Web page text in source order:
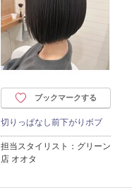
ブックマークする
切りっぱなし前下がりボブ
担当スタイリスト：グリーン
店 オオタ